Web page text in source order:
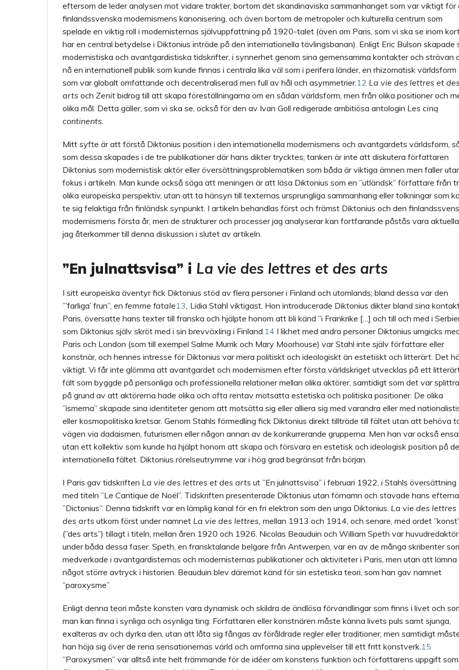
eftersom de leder analysen mot vidare trakter, bortom det skandinaviska sammanhanget som var viktigt för
finlandssvenska modernismens kanonisering, och även bortom de metropoler och kulturella centrum som
spelade en viktig roll i modernisternas självuppfattning på 1920-talet (även om Paris, som vi ska se inom
har en central betydelse i Diktonius inträde på den internationella tävlingsbanan). Enligt Eric Bulson skapade
modernistiska och avantgardistiska tidskrifter, i synnerhet genom sina gemensamma kontakter och strävan
nå en internationell publik som kunde finnas i centrala lika väl som i perifera länder, en rhizomatisk världsform
som var globalt omfattande och decentraliserad men full av hål och asymmetrier.12 La vie des lettres et des
arts och Zenit bidrog till att skapa föreställningarna om en sådan världsform, men från olika positioner och
olika mål. Detta gäller, som vi ska se, också för den av Ivan Goll redigerade ambitiösa antologin Les cinq
continents.
Mitt syfte är att förstå Diktonius position i den internationella modernismens och avantgardets världsform,
som dessa skapades i de tre publikationer där hans dikter trycktes; tanken är inte att diskutera författaren
Diktonius som modernistisk aktör eller översättningsproblematiken som båda är viktiga ämnen men faller
fokus i artikeln. Man kunde också säga att meningen är att läsa Diktonius som en ”utländsk” författare från
olika europeiska perspektiv, utan att ta hänsyn till texternas ursprungliga sammanhang eller tolkningar som
te sig felaktiga från finländsk synpunkt. I artikeln behandlas först och främst Diktonius och den
modernismens första år, men de strukturer och processer jag analyserar kan fortfarande påstås vara
jag återkommer till denna diskussion i slutet av artikeln.
”En julnattsvisa” i La vie des lettres et des arts
I sitt europeiska äventyr fick Diktonius stöd av flera personer i Finland och utomlands; bland dessa var den
”’farliga’ frun”, en femme fatale13, Lidia Stahl viktigast. Hon introducerade Diktonius dikter bland sina
Paris, översatte hans texter till franska och hjälpte honom att bli känd ”i Frankrike […] och till och med i
som Diktonius själv skröt med i sin brevväxling i Finland.14 I likhet med andra personer Diktonius umgicks
Paris och London (som till exempel Salme Murrik och Mary Moorhouse) var Stahl inte själv författare eller
konstnär, och hennes intresse för Diktonius var mera politiskt och ideologiskt än estetiskt och litterärt. Det
viktigt. Vi får inte glömma att avantgardet och modernismen efter första världskriget utvecklas på ett
fält som byggde på personliga och professionella relationer mellan olika aktörer, samtidigt som det var
på grund av att aktörerna hade olika och ofta rentav motsatta estetiska och politiska positioner. De olika
”ismerna” skapade sina identiteter genom att motsätta sig eller alliera sig med varandra eller med
eller kosmopolitiska kretsar. Genom Stahls förmedling fick Diktonius direkt tillträde till fältet utan att behöva
vägen via dadaismen, futurismen eller någon annan av de konkurrerande grupperna. Men han var också
utan ett kollektiv som kunde ha hjälpt honom att skapa och försvara en estetisk och ideologisk position på
internationella fältet. Diktonius rörelseutrymme var i hög grad begränsat från början.
I Paris gav tidskriften La vie des lettres et des arts ut ”En julnattsvisa” i februari 1922, i Stahls översättning
med titeln ”Le Cantique de Noël”. Tidskriften presenterade Diktonius utan förnamn och stavade hans
”Dictonius”. Denna tidskrift var en lämplig kanal för en fri elektron som den unga Diktonius. La vie des lettres
des arts utkom först under namnet La vie des lettres, mellan 1913 och 1914, och senare, med ordet
(”des arts”) tillagt i titeln, mellan åren 1920 och 1926. Nicolas Beauduin och William Speth var
underbåda dessa faser. Speth, en fransktalande belgare från Antwerpen, var en av de många skribenter
medverkade i avantgardisternas och modernisternas publikationer och aktiviteter i Paris, men utan att lämna
något större avtryck i historien. Beauduin blev däremot känd för sin estetiska teori, som han gav namnet
”paroxysme”.
Enligt denna teori måste konsten vara dynamisk och skildra de ändlösa förvandlingar som finns i livet och
man kan finna i synliga och osynliga ting. Författaren eller konstnären måste känna livets puls samt sjunga,
exalteras av och dyrka den, utan att låta sig fångas av föråldrade regler eller traditioner, men samtidigt
han höja sig över de rena sensationernas värld och omforma sina upplevelser till ett fritt konstverk.15
”Paroxysmen” var alltså inte helt främmande för de idéer om konstens funktion och författarens uppgift som